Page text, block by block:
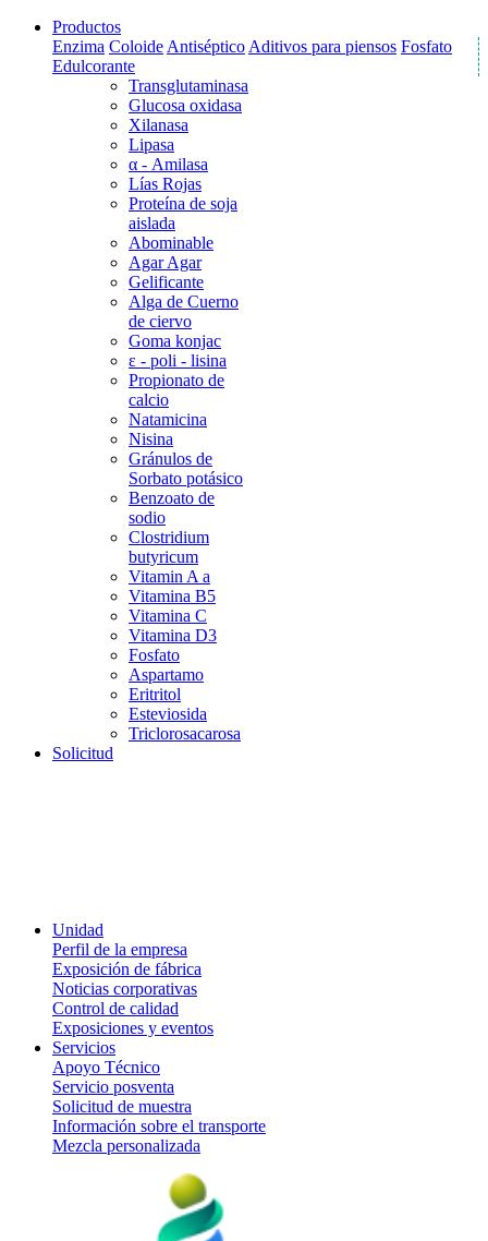
Productos
Enzima Coloide Antiséptico Aditivos para piensos Fosfato
Edulcorante
Transglutaminasa
Glucosa oxidasa
Xilanasa
Lipasa
α - Amilasa
Lías Rojas
Proteína de soja
aislada
Abominable
Agar Agar
Gelificante
Alga de Cuerno
de ciervo
Goma konjac
ε - poli - lisina
Propionato de
calcio
Natamicina
Nisina
Gránulos de
Sorbato potásico
Benzoato de
sodio
Clostridium
butyricum
Vitamin A a
Vitamina B5
Vitamina C
Vitamina D3
Fosfato
Aspartamo
Eritritol
Esteviosida
Triclorosacarosa
Solicitud
Unidad
Perfil de la empresa
Exposición de fábrica
Noticias corporativas
Control de calidad
Exposiciones y eventos
Servicios
Apoyo Técnico
Servicio posventa
Solicitud de muestra
Información sobre el transporte
Mezcla personalizada